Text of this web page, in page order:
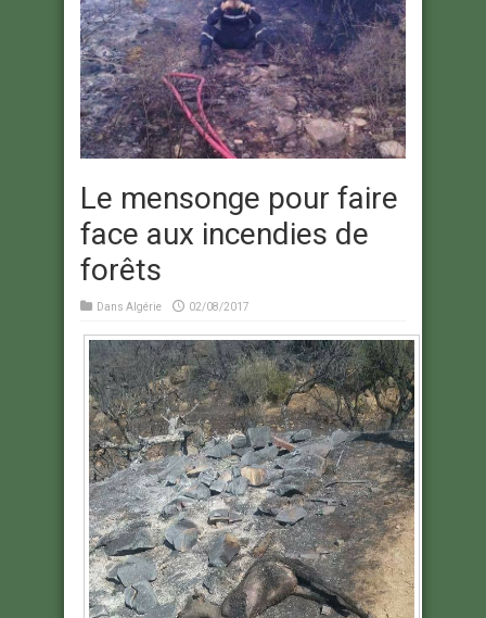
Le mensonge pour faire
face aux incendies de
forêts
Dans Algérie 02/08/2017